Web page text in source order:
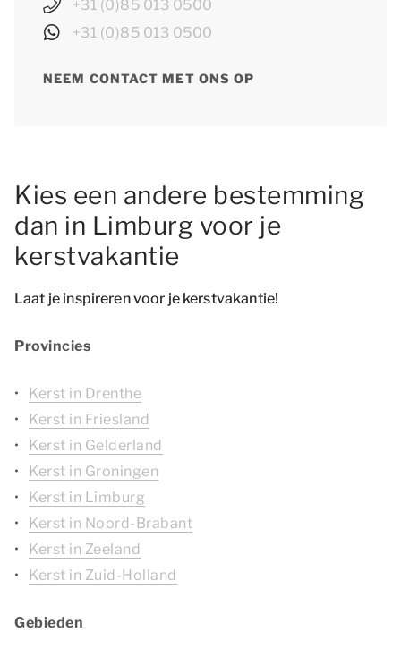
+31 (0)85 013 0500
+31 (0)85 013 0500
NEEM CONTACT MET ONS OP
Kies een andere bestemming
dan in Limburg voor je
kerstvakantie
Laat je inspireren voor je kerstvakantie!
Provincies
Kerst in Drenthe
Kerst in Friesland
Kerst in Gelderland
Kerst in Groningen
Kerst in Limburg
Kerst in Noord-Brabant
Kerst in Zeeland
Kerst in Zuid-Holland
Gebieden